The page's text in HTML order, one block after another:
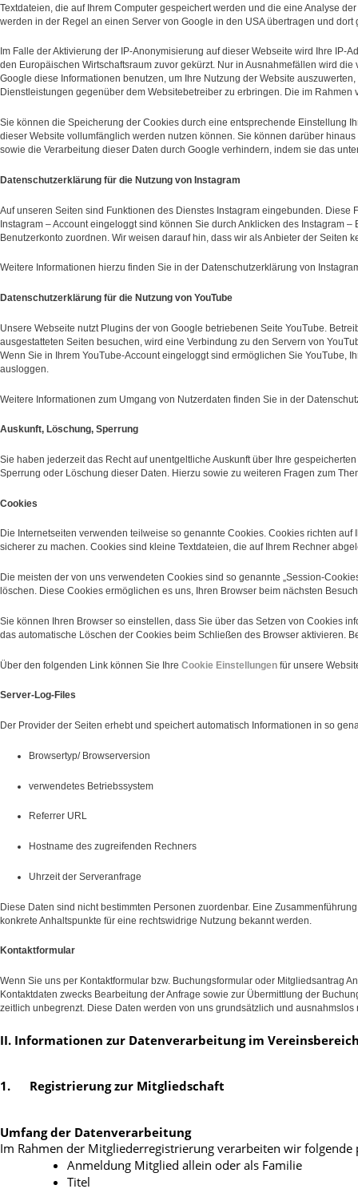
Textdateien, die auf Ihrem Computer gespeichert werden und die eine Analyse
werden in der Regel an einen Server von Google in den USA übertragen und dort
Im Falle der Aktivierung der IP-Anonymisierung auf dieser Webseite wird Ihre
den Europäischen Wirtschaftsraum zuvor gekürzt. Nur in Ausnahmefällen wird
Google diese Informationen benutzen, um Ihre Nutzung der Website
Dienstleistungen gegenüber dem Websitebetreiber zu erbringen. Die im
Sie können die Speicherung der Cookies durch eine entsprechende Einstellung
dieser Website vollumfänglich werden nutzen können. Sie können darüber
sowie die Verarbeitung dieser Daten durch Google verhindern, indem sie das
Datenschutzerklärung für die Nutzung von Instagram
Auf unseren Seiten sind Funktionen des Dienstes Instagram eingebunden.
Instagram – Account eingeloggt sind können Sie durch Anklicken des Instagram
Benutzerkonto zuordnen. Wir weisen darauf hin, dass wir als Anbieter der
Weitere Informationen hierzu finden Sie in der Datenschutzerklärung von
Datenschutzerklärung für die Nutzung von YouTube
Unsere Webseite nutzt Plugins der von Google betriebenen Seite YouTube.
ausgestatteten Seiten besuchen, wird eine Verbindung zu den Servern von
Wenn Sie in Ihrem YouTube-Account eingeloggt sind ermöglichen Sie YouTube,
ausloggen.
Weitere Informationen zum Umgang von Nutzerdaten finden Sie in der
Auskunft, Löschung, Sperrung
Sie haben jederzeit das Recht auf unentgeltliche Auskunft über Ihre
Sperrung oder Löschung dieser Daten. Hierzu sowie zu weiteren Fragen zum
Cookies
Die Internetseiten verwenden teilweise so genannte Cookies. Cookies richten
sicherer zu machen. Cookies sind kleine Textdateien, die auf Ihrem Rechner
Die meisten der von uns verwendeten Cookies sind so genannte „Session-
löschen. Diese Cookies ermöglichen es uns, Ihren Browser beim nächsten
Sie können Ihren Browser so einstellen, dass Sie über das Setzen von Cookies
das automatische Löschen der Cookies beim Schließen des Browser aktivieren.
Über den folgenden Link können Sie Ihre Cookie Einstellungen für unsere
Server-Log-Files
Der Provider der Seiten erhebt und speichert automatisch Informationen in so
Browsertyp/ Browserversion
verwendetes Betriebssystem
Referrer URL
Hostname des zugreifenden Rechners
Uhrzeit der Serveranfrage
Diese Daten sind nicht bestimmten Personen zuordenbar. Eine
konkrete Anhaltspunkte für eine rechtswidrige Nutzung bekannt werden.
Kontaktformular
Wenn Sie uns per Kontaktformular bzw. Buchungsformular oder Mitgliedsantrag
Kontaktdaten zwecks Bearbeitung der Anfrage sowie zur Übermittlung der
zeitlich unbegrenzt. Diese Daten werden von uns grundsätzlich und
II. Informationen zur Datenverarbeitung im
1. Registrierung zur Mitgliedschaft
Umfang der Datenverarbeitung
Im Rahmen der Mitgliederregistrierung verarbeiten wir folgende
Anmeldung Mitglied allein oder als Familie
Titel